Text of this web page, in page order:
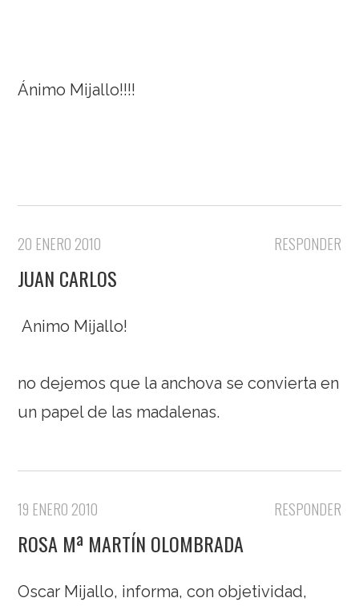
Ánimo Mijallo!!!!
RESPONDER
20 ENERO 2010
JUAN CARLOS
Animo Mijallo!
no dejemos que la anchova se convierta en
un papel de las madalenas.
RESPONDER
19 ENERO 2010
ROSA Mª MARTÍN OLOMBRADA
Oscar Mijallo, informa, con objetividad,